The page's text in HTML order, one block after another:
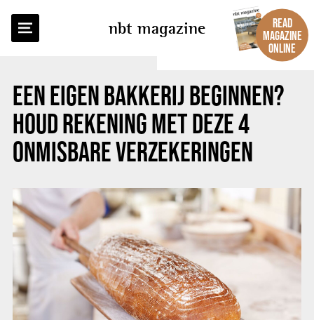
nbt magazine
READ
MAGAZINE
ONLINE
EEN EIGEN BAKKERIJ BEGINNEN?
HOUD REKENING MET DEZE 4
ONMISBARE VERZEKERINGEN
BACK TO OVERVIEW